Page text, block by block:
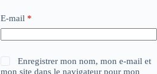
E-mail *
Enregistrer mon nom, mon e-mail et
mon site dans le navigateur pour mon